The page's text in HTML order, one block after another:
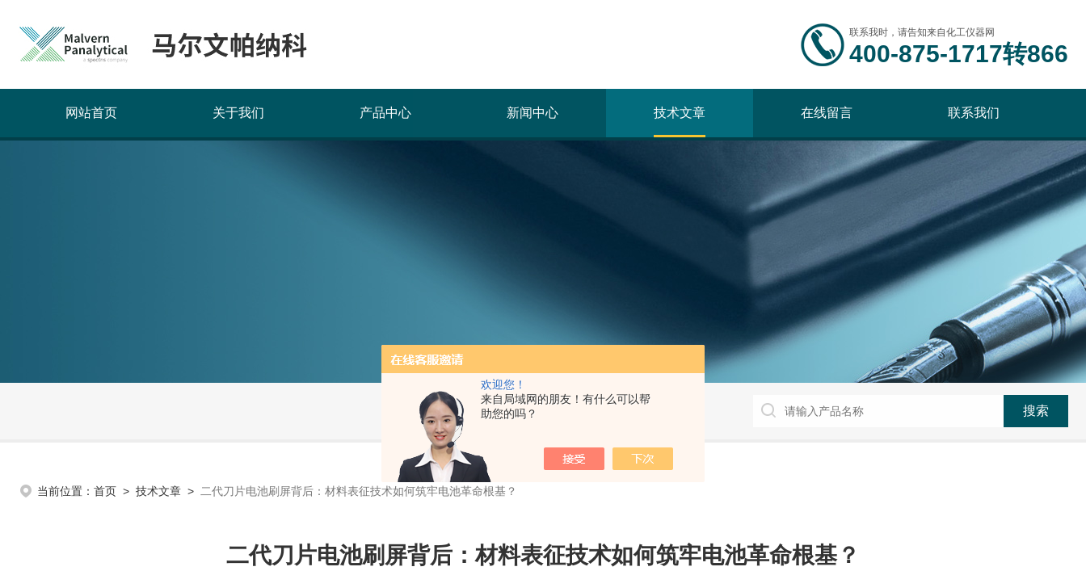
欢迎您！
来自局域网的朋友！有什么可以帮
助您的吗？
联系我时，请告知来自化工仪器网
400-875-1717转866
网站首页 关于我们 产品中心 新闻中心 技术文章 在线留言 联系我们
当前位置： 首页 > 技术文章 > 二代刀片电池刷屏背后：材料表征技术如何筑牢电池革命根基？
二代刀片电池刷屏背后：材料表征技术如何筑牢电池革命根基？